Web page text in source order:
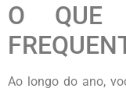
O QUE
Ao longo do ano,